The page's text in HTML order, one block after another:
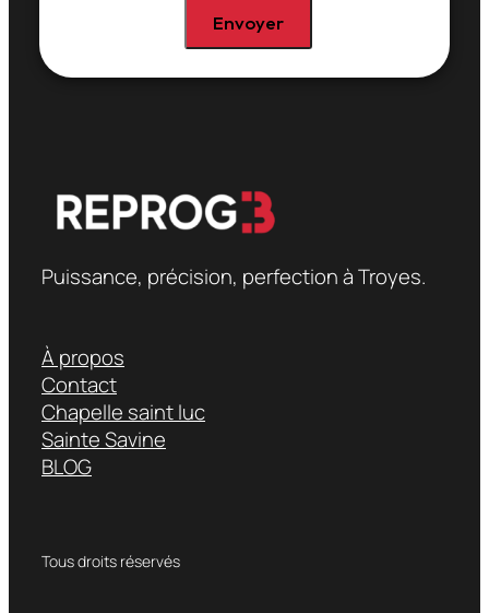
Envoyer
Puissance, précision, perfection à Troyes.
À propos
Contact
Chapelle saint luc
Sainte Savine
BLOG
Tous droits réservés